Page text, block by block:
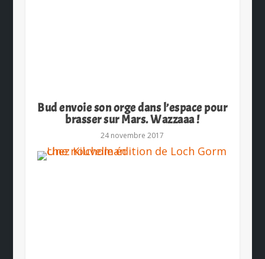
Bud envoie son orge dans l’espace pour
brasser sur Mars. Wazzaaa !
24 novembre 2017